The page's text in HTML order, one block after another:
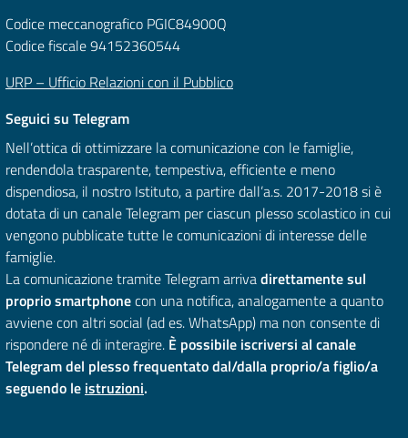
Codice meccanografico PGIC84900Q
Codice fiscale 94152360544
URP – Ufficio Relazioni con il Pubblico
Seguici su Telegram
Nell’ottica di ottimizzare la comunicazione con le famiglie,
rendendola trasparente, tempestiva, efficiente e meno
dispendiosa, il nostro Istituto, a partire dall’a.s. 2017-2018 si è
dotata di un canale Telegram per ciascun plesso scolastico in cui
vengono pubblicate tutte le comunicazioni di interesse delle
famiglie.
La comunicazione tramite Telegram arrivadirettamente sul
proprio smartphonecon una notifica, analogamente a quanto
avviene con altri social (ad es. WhatsApp) ma non consente di
rispondere né di interagire. È possibile iscriversi al canale
Telegram del plesso frequentato dal/dalla proprio/a figlio/a
seguendo le istruzioni.